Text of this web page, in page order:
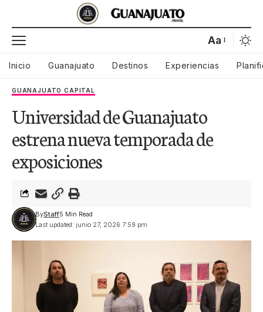
Aa
Inicio Guanajuato Destinos Experiencias
GUANAJUATO CAPITAL
Universidad de Guanajuato
estrena nueva temporada de
exposiciones
Last updated: junio 27, 2026 7:59 pm
ByStaff5 Min Read